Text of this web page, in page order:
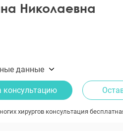
Николаевна
данные
консультацию
хирургов консультация